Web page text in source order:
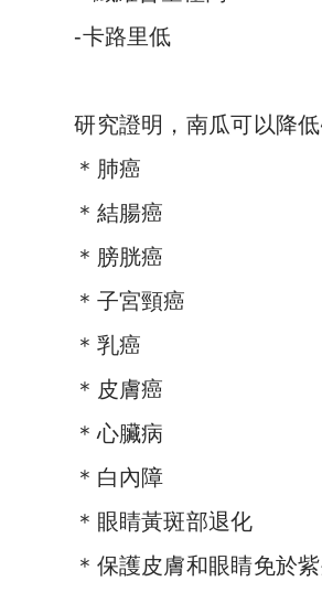
-卡路里低
研究證明，南瓜可以降
＊肺癌
＊結腸癌
＊膀胱癌
＊子宮頸癌
＊乳癌
＊皮膚癌
＊心臟病
＊白內障
＊眼睛黃斑部退化
＊保護皮膚和眼睛免於